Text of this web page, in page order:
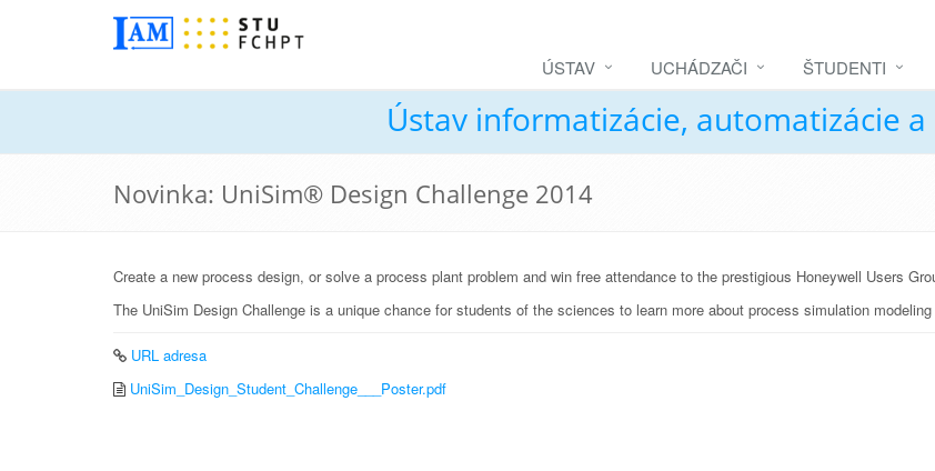
ÚSTAV UCHÁDZAČI ŠTUDENTI
Ústav informatizácie, automatizácie
Novinka: UniSim® Design Challenge 2014
Create a new process design, or solve a process plant problem and win free attendance to the prestigious Honeywell Users
The UniSim Design Challenge is a unique chance for students of the sciences to learn more about process simulation
URL adresa
UniSim_Design_Student_Challenge___Poster.pdf